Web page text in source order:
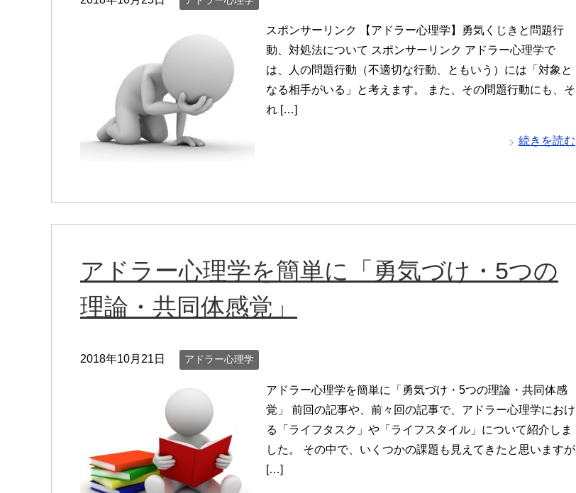
スポンサーリンク 【アドラー心理学】勇気くじきと問題行
動、対処法について スポンサーリンク アドラー心理学で
は、人の問題行動（不適切な行動、ともいう）には「対象と
なる相手がいる」と考えます。 また、その問題行動にも、そ
れ […]
続きを読む
アドラー心理学を簡単に「勇気づけ・5つの
理論・共同体感覚」
2018年10月21日 アドラー心理学
アドラー心理学を簡単に「勇気づけ・5つの理論・共同体感
覚」 前回の記事や、前々回の記事で、アドラー心理学におけ
る「ライフタスク」や「ライフスタイル」について紹介しま
した。 その中で、いくつかの課題も見えてきたと思いますが
[…]